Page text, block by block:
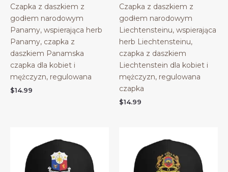
Czapka z daszkiem z
godłem narodowym
Panamy, wspierająca herb
Panamy, czapka z
daszkiem Panamska
czapka dla kobiet i
mężczyzn, regulowana
$14.99
Czapka z daszkiem z
godłem narodowym
Liechtensteinu, wspierająca
herb Liechtensteinu,
czapka z daszkiem
Liechtenstein dla kobiet i
mężczyzn, regulowana
czapka
$14.99